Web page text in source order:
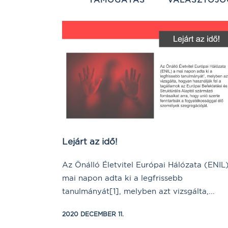
Lejárt az idő!
Az Önálló Életvitel Európai Hálózata
mai napon adta ki a legfrissebb
tanulmányát[1], melyben azt vizsgálta,...
2020 DECEMBER 11.